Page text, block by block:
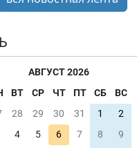
АВГУСТ 2026
ВТ СР ЧТ ПТ СБ
ВС
28 29 30 31 1
2
4 5 6 7 8
9